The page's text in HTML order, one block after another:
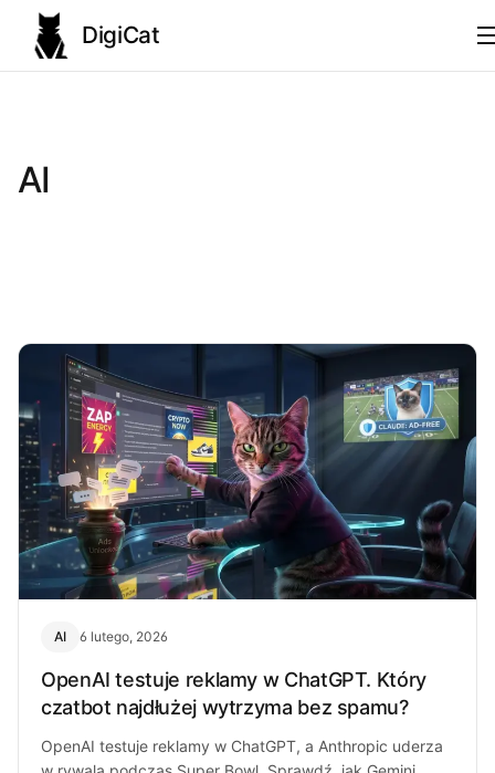
DigiCat
Technologie
AI
AI 6 lutego, 2026
OpenAI testuje reklamy w ChatGPT. Który
czatbot najdłużej wytrzyma bez spamu?
OpenAI testuje reklamy w ChatGPT, a Anthropic uderza